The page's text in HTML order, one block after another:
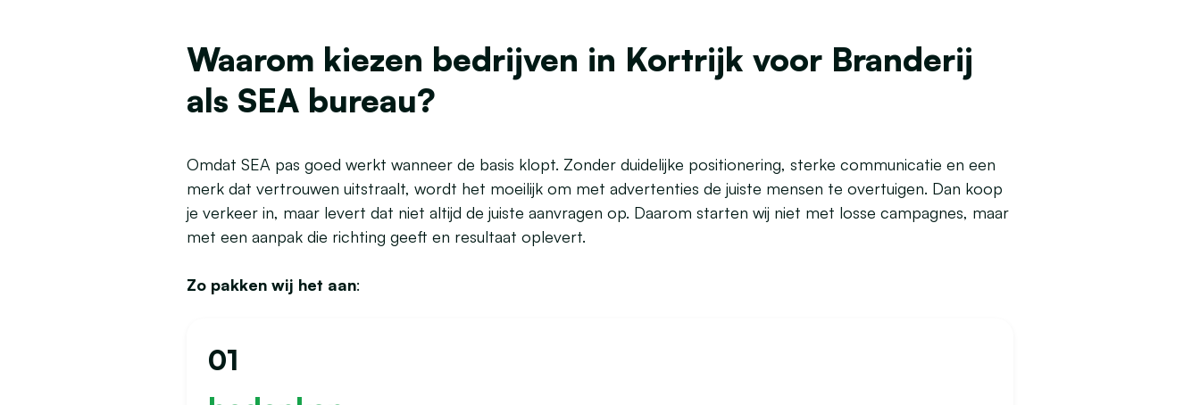
Waarom kiezen bedrijven in Kortrijk voor Branderij
als SEA bureau?
Omdat SEA pas goed werkt wanneer de basis klopt. Zonder duidelijke positionering, sterke communicatie en een
merk dat vertrouwen uitstraalt, wordt het moeilijk om met advertenties de juiste mensen te overtuigen. Dan koop
je verkeer in, maar levert dat niet altijd de juiste aanvragen op. Daarom starten wij niet met losse campagnes, maar
met een aanpak die richting geeft en resultaat oplevert.
Zo pakken wij het aan:
01